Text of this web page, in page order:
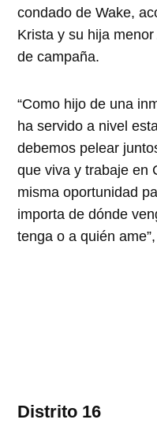
condado de Wake,
Krista y su hija
de campaña.
“Como hijo de una
ha servido a nivel
debemos pelear
que viva y trabaje en
misma oportunidad
importa de dónde
tenga o a quién
Distrito 16